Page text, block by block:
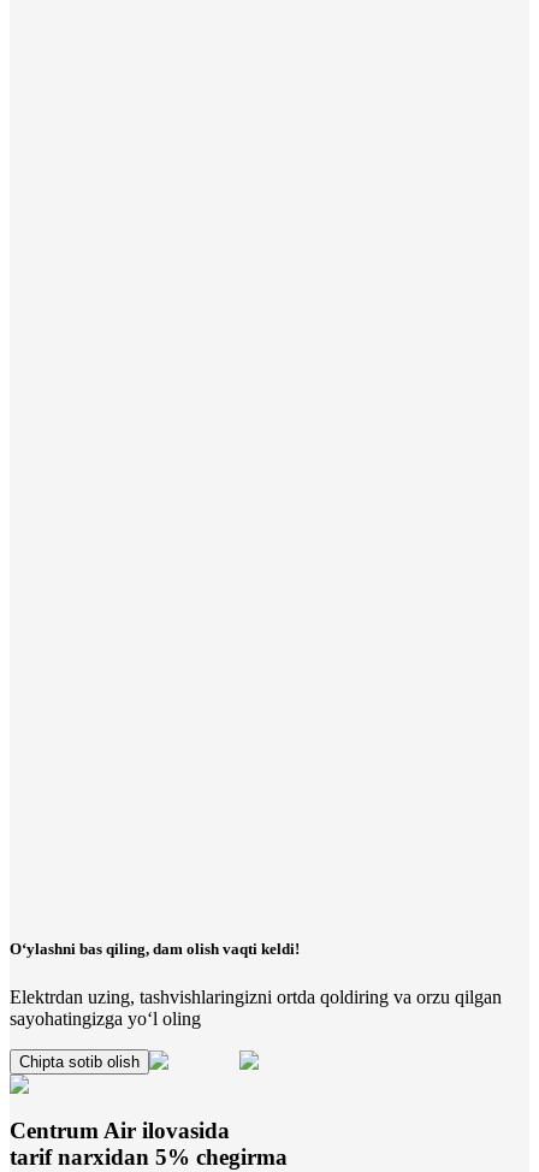
O‘ylashni bas qiling, dam olish vaqti keldi!
Elektrdan uzing, tashvishlaringizni ortda qoldiring va orzu qilgan
sayohatingizga yo‘l oling
Chipta sotib olish
Centrum Air ilovasida
tarif narxidan 5% chegirma